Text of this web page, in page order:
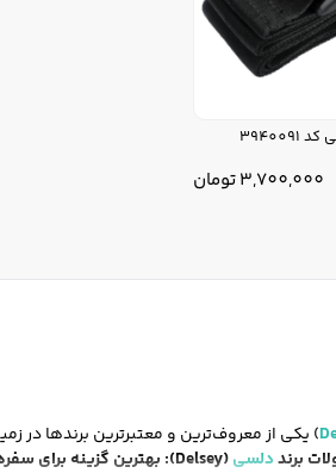
3,700,000تومان
) یکی از معروف‌ترین و معتبرترین برندها در
برنددلسی(Delsey): بهترین گزینه برای سفرهای شما